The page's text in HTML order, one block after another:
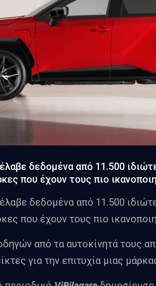
δεδομένα από 11.500
που έχουν τους πιο
δεδομένα από 11.500
που έχουν τους πιο
από τα αυτοκίνητά τους
για την επιτυχία μιας